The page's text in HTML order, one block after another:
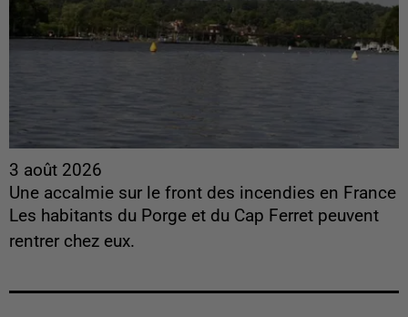
3 août 2026
Une accalmie sur le front des incendies en France
Les habitants du Porge et du Cap Ferret peuvent
rentrer chez eux.